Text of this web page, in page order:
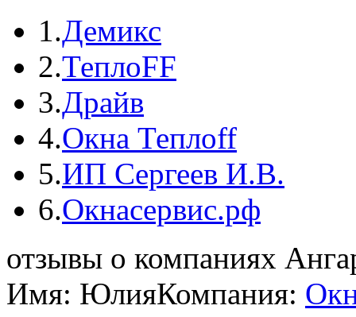
1.Демикс
2.ТеплоFF
3.Драйв
4.Окна Теплоff
5.ИП Сергеев И.В.
6.Окнасервис.рф
отзывы о компаниях
Имя: ЮлияКомпания: